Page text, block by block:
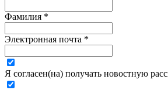
Фамилия *
Электронная почта *
Я согласен(на) получать новостную